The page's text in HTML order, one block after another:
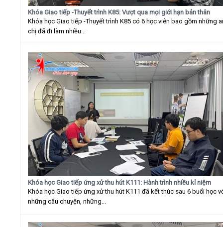
Khóa Giao tiếp -Thuyết trình K85: Vượt qua mọi giới hạn bản thân
Khóa học Giao tiếp -Thuyết trình K85 có 6 học viên bao gồm những
chị đã đi làm nhiều...
Khóa học Giao tiếp ứng xử thu hút K111: Hành trình nhiều kỉ niệm
Khóa học Giao tiếp ứng xử thu hút K111 đã kết thúc sau 6 buổi học
những câu chuyện, những...